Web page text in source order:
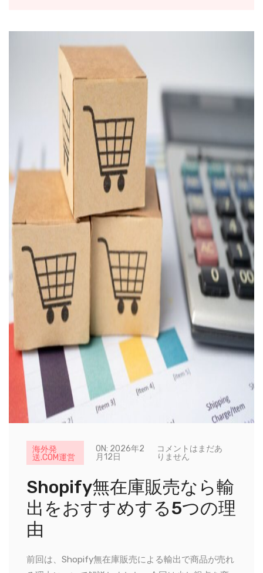
海外発
送.COM運営
ON: 2026年2
月12日
コメントはまだあ
りません
Shopify無在庫販売なら輸
出をおすすめする5つの理
由
前回は、Shopify無在庫販売による輸出で商品が売れ